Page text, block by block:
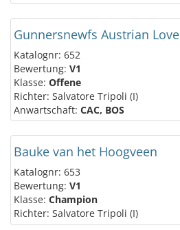
Gunnersnewfs Austrian Love
Katalognr: 652
Bewertung: V1
Klasse: Offene
Richter: Salvatore Tripoli (I)
Anwartschaft: CAC, BOS
Bauke van het Hoogveen
Katalognr: 653
Bewertung: V1
Klasse: Champion
Richter: Salvatore Tripoli (I)